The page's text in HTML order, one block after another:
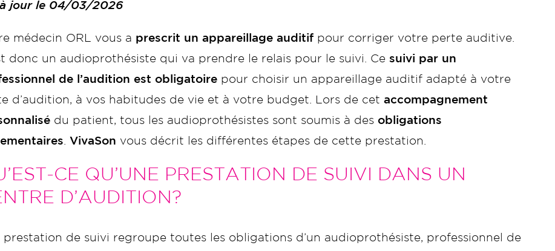
à jour le 04/03/2026
médecin ORL vous a prescrit un appareillage auditif pour corriger votre perte auditive.
donc un audioprothésiste qui va prendre le relais pour le suivi. Ce suivi par un
de l’audition est obligatoire pour choisir un appareillage auditif adapté à votre
d’audition, à vos habitudes de vie et à votre budget. Lors de cet accompagnement
du patient, tous les audioprothésistes sont soumis à des obligations
VivaSon vous décrit les différentes étapes de cette prestation.
CE QU’UNE PRESTATION DE SUIVI DANS UN
D’AUDITION?
prestation de suivi regroupe toutes les obligations d’un audioprothésiste, professionnel de